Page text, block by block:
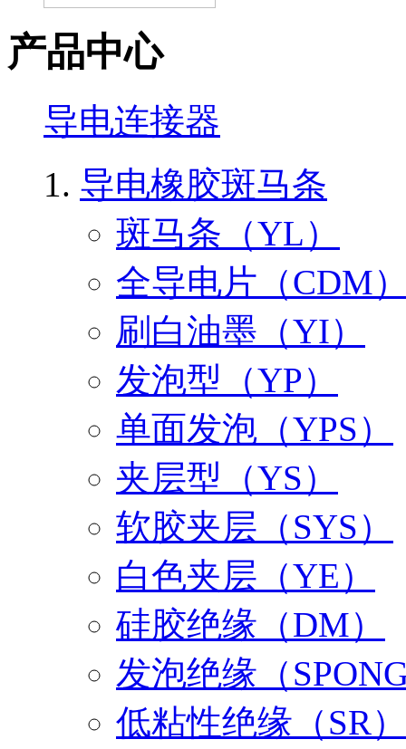
产品中心
导电连接器
导电橡胶斑马条
斑马条（YL）
全导电片（CDM
刷白油墨（YI）
发泡型（YP）
单面发泡（YPS）
夹层型（YS）
软胶夹层（SYS）
白色夹层（YE）
硅胶绝缘（DM）
发泡绝缘（
低粘性绝缘（SR）